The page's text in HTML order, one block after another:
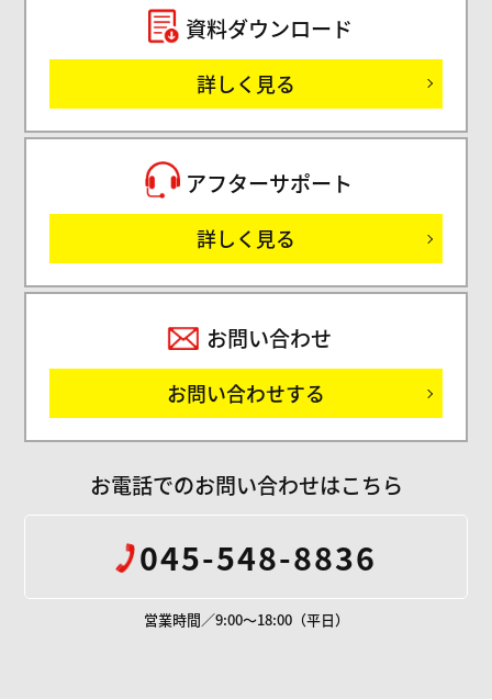
サ
資料ダウンロード
詳しく見る
アフターサポート
詳しく見る
お問い合わせ
お問い合わせする
お電話でのお問い合わせはこちら
045-548-8836
営業時間／9:00～18:00（平日）